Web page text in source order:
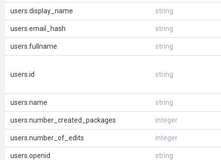
users.display_name string
users.email_hash string
users.fullname string
users.id string
users.name string
users.number_created_packages integer
users.number_of_edits integer
users.openid string